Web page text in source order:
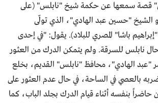
قصة سمعها عن حكمة شيخ "نابلس" (على
الشيخ "حسين عبد الهادي"، الذي تولّى
باشا" المصري للبلاد). يقول: "في إحدى
نابلس للسرقة. ولم يتمكن الدرك من العثور
"عبد الهادي"، محافظ "نابلس" القديم، بخلع
بالعصي في الساحة، في حال عدم العثور على
حاضراً بنفسه أثناء قيام الدرك بجلد الباب، كما